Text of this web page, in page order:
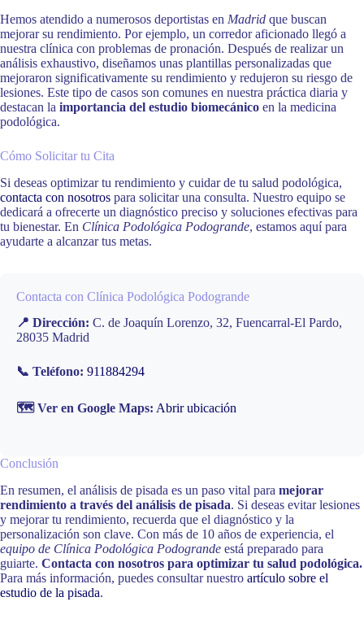
Hemos atendido a numerosos deportistas en Madrid que buscan
mejorar su rendimiento. Por ejemplo, un corredor aficionado llegó a
nuestra clínica con problemas de pronación. Después de realizar un
análisis exhaustivo, diseñamos unas plantillas personalizadas que
mejoraron significativamente su rendimiento y redujeron su riesgo de
lesiones. Este tipo de casos son comunes en nuestra práctica diaria y
destacan la importancia del estudio biomecánico en la medicina
podológica.
Cómo Solicitar tu Cita
Si deseas optimizar tu rendimiento y cuidar de tu salud podológica,
contacta con nosotros para solicitar una consulta. Nuestro equipo se
dedicará a ofrecerte un diagnóstico preciso y soluciones efectivas para
tu bienestar. En Clínica Podológica Podogrande, estamos aquí para
ayudarte a alcanzar tus metas.
Contacta con Clínica Podológica Podogrande
📍 Dirección: C. de Joaquín Lorenzo, 32, Fuencarral-El Pardo,
28035 Madrid
📞 Teléfono: 911884294
🗺️ Ver en Google Maps: Abrir ubicación
Conclusión
En resumen, el análisis de pisada es un paso vital para mejorar
rendimiento a través del análisis de pisada. Si deseas evitar lesiones
y mejorar tu rendimiento, recuerda que el diagnóstico y la
personalización son clave. Con más de 10 años de experiencia, el
equipo de Clínica Podológica Podogrande está preparado para
guiarte. Contacta con nosotros para optimizar tu salud podológica.
Para más información, puedes consultar nuestro artículo sobre el
estudio de la pisada.